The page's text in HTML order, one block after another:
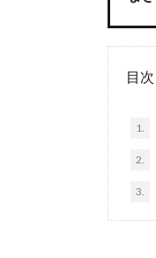
目次
1.
2.
3.